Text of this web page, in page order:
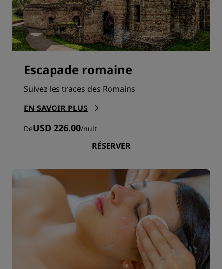
Escapade romaine
Suivez les traces des Romains
EN SAVOIR PLUS
DeUSD 226.00/nuit
RÉSERVER